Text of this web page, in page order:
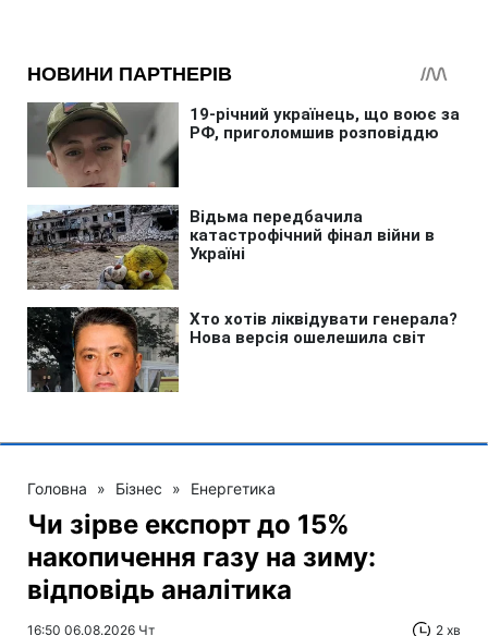
Головна » Бізнес » Енергетика
Чи зірве експорт до 15%
накопичення газу на зиму:
відповідь аналітика
16:50 06.08.2026 Чт 2 хв